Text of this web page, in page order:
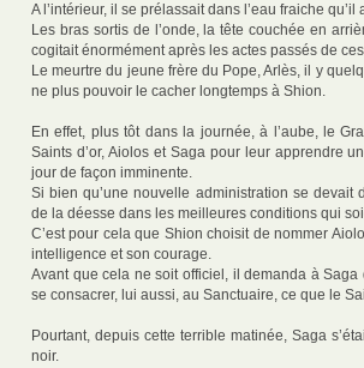
A l’intérieur, il se prélassait dans l’eau fraiche
Les bras sortis de l’onde, la tête couchée en
cogitait énormément après les actes passés de
Le meurtre du jeune frère du Pope, Arlès, il y
ne plus pouvoir le cacher longtemps à Shion.
En effet, plus tôt dans la journée, à l’aube, le
Saints d’or, Aiolos et Saga pour leur apprendre
jour de façon imminente.
Si bien qu’une nouvelle administration se
de la déesse dans les meilleures conditions qui
C’est pour cela que Shion choisit de nommer
intelligence et son courage.
Avant que cela ne soit officiel, il demanda à
se consacrer, lui aussi, au Sanctuaire, ce que le
Pourtant, depuis cette terrible matinée, Saga
noir.